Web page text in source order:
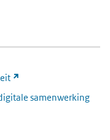
(link
naar
samenwerking(link